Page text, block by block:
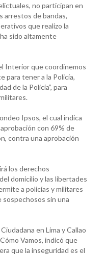
no participan en
arrestos de bandas,
que realizo la
sido altamente
Interior que coordinemos
para tener a la Policía,
de la Policía”, para
Ipsos, el cual indica
con 69% de
contra una aprobación
los derechos
domicilio y las libertades
a policías y militares
sospechosos sin una
en Lima y Callao
Vamos, indicó que
que la inseguridad es el